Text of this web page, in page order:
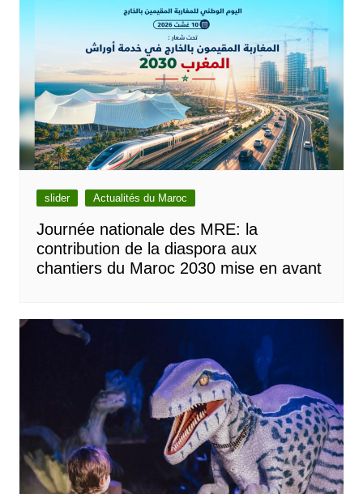
slider Actualités du Maroc
Journée nationale des MRE: la
contribution de la diaspora aux
chantiers du Maroc 2030 mise en avant